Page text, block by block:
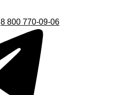
8 800 770-09-06